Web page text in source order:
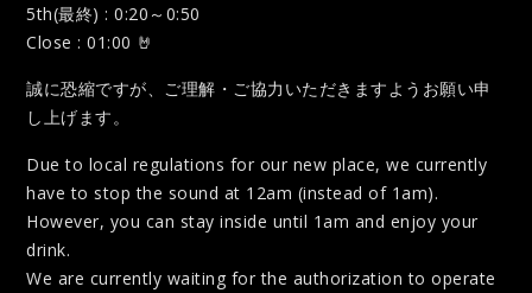
5th(最終) : 0:20～0:50
Close : 01:00 🤘
誠に恐縮ですが、ご理解・ご協力いただきますようお願い申
し上げます。
Due to local regulations for our new place, we currently
have to stop the sound at 12am (instead of 1am).
However, you can stay inside until 1am and enjoy your
drink.
We are currently waiting for the authorization to operate